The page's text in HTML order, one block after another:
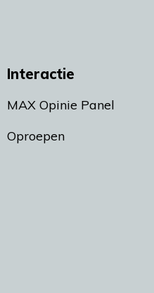
Interactie
MAX Opinie Panel
Oproepen